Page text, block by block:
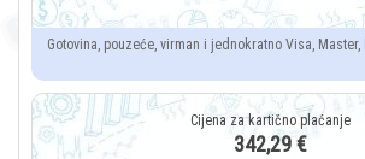
Gotovina, pouzeće, virman i jednokratno Visa,
342,29 €